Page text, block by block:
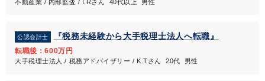
不動産業 / 内部監査 / I.Rさん 40代以上 男性
公認会計士 『税務未経験から大手税理士法人へ転職』
転職後：600万円
大手税理士法人 / 税務アドバイザリー / K.Tさん 20代 男性